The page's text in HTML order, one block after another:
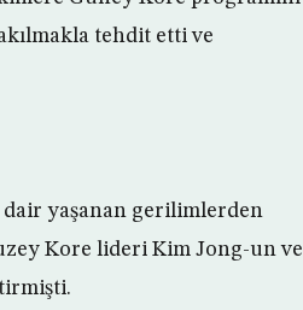
tehdit etti ve
yaşanan gerilimlerden
Kore lideri Kim Jong-un ve